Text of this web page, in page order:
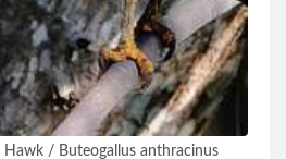
/ Buteogallus anthracinus